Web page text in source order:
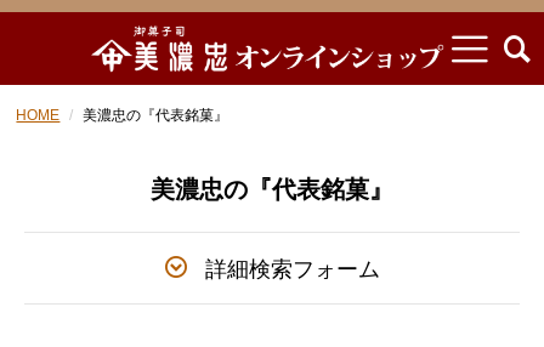
HOME 美濃忠の『代表銘菓』
美濃忠の『代表銘菓』
詳細検索フォーム